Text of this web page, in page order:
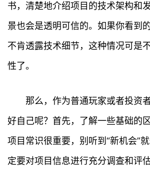
书，清楚地介绍项目的技术架构和
景也会是透明可信的。如果你看到
不肯透露技术细节，这种情况可是
性了。
那么，作为普通玩家或者投资
好自己呢？首先，了解一些基础的
项目常识很重要，别听到“新机会”
定要对项目信息进行充分调查和评估